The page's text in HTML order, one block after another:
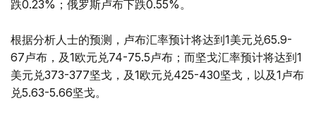
跌0.23%；俄罗斯卢布下跌0.55%。
根据分析人士的预测，卢布汇率预计将达到1美元兑65.9-
67卢布，及1欧元兑74-75.5卢布；而坚戈汇率预计将达到1
美元兑373-377坚戈，及1欧元兑425-430坚戈，以及1卢布
兑5.63-5.66坚戈。